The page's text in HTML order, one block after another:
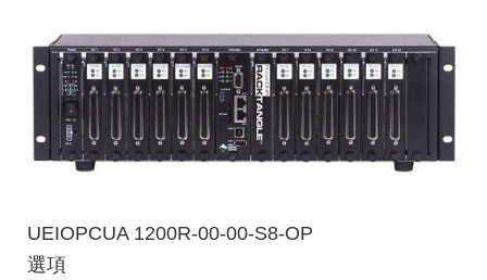
UEIOPCUA 1200R-00-00-S8-OP
選項